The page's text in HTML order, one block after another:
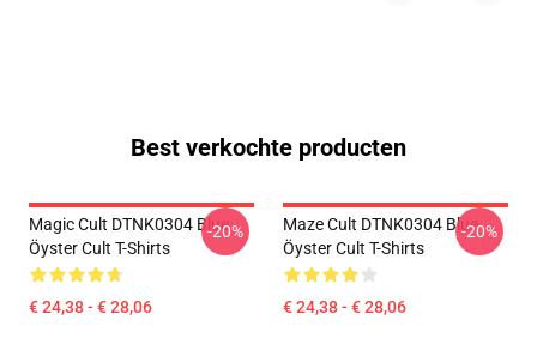
Best verkochte producten
Magic Cult DTNK0304 Blue
Öyster Cult T-Shirts
€ 24,38 - € 28,06
-20%
Maze Cult DTNK0304 Blue
Öyster Cult T-Shirts
€ 24,38 - € 28,06
-20%